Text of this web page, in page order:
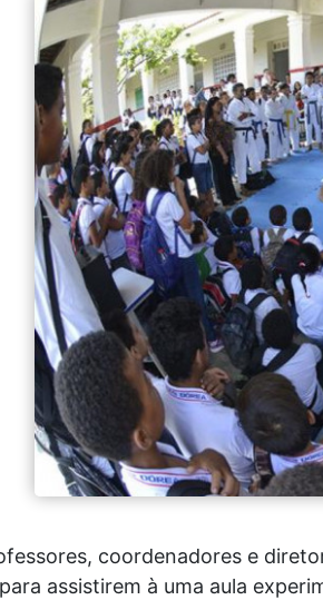
coordenadores e
assistirem à uma aula